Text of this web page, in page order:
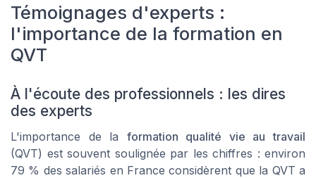
Témoignages d'experts :
l'importance de la formation en
QVT
À l'écoute des professionnels : les dires
des experts
L'importance de la formation qualité vie au travail
(QVT) est souvent soulignée par les chiffres : environ
79 % des salariés en France considèrent que la QVT a